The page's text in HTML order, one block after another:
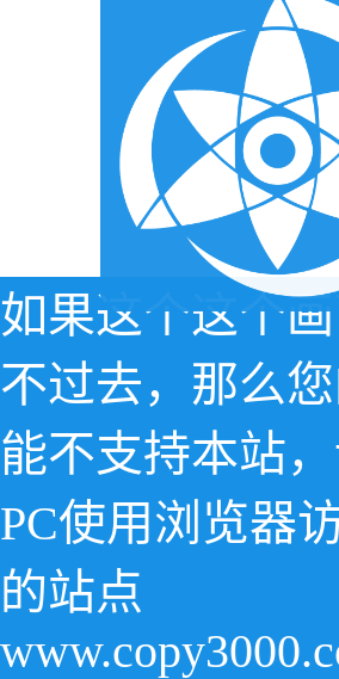
如果这个这个
不过去，那么
能不支持本站
PC使用浏览器
的站点